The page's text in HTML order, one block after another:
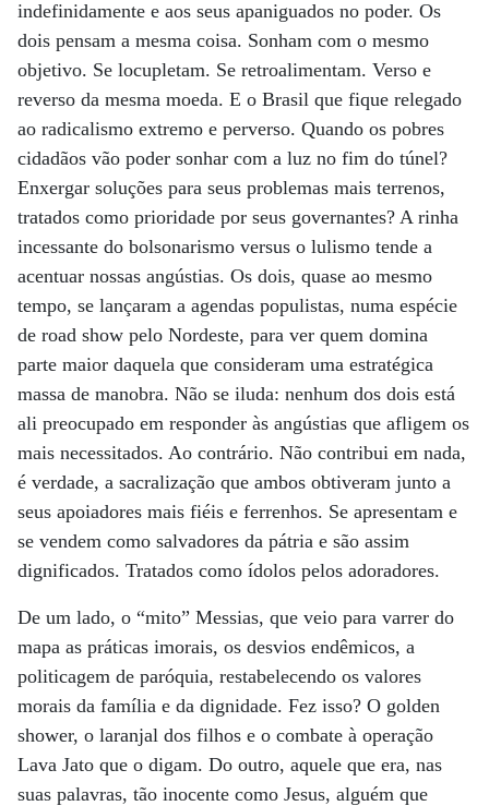
indefinidamente e aos seus apaniguados no poder. Os
dois pensam a mesma coisa. Sonham com o mesmo
objetivo. Se locupletam. Se retroalimentam. Verso e
reverso da mesma moeda. E o Brasil que fique relegado
ao radicalismo extremo e perverso. Quando os pobres
cidadãos vão poder sonhar com a luz no fim do túnel?
Enxergar soluções para seus problemas mais terrenos,
tratados como prioridade por seus governantes? A rinha
incessante do bolsonarismo versus o lulismo tende a
acentuar nossas angústias. Os dois, quase ao mesmo
tempo, se lançaram a agendas populistas, numa espécie
de road show pelo Nordeste, para ver quem domina
parte maior daquela que consideram uma estratégica
massa de manobra. Não se iluda: nenhum dos dois está
ali preocupado em responder às angústias que afligem os
mais necessitados. Ao contrário. Não contribui em nada,
é verdade, a sacralização que ambos obtiveram junto a
seus apoiadores mais fiéis e ferrenhos. Se apresentam e
se vendem como salvadores da pátria e são assim
dignificados. Tratados como ídolos pelos adoradores.
De um lado, o “mito” Messias, que veio para varrer do
mapa as práticas imorais, os desvios endêmicos, a
politicagem de paróquia, restabelecendo os valores
morais da família e da dignidade. Fez isso? O golden
shower, o laranjal dos filhos e o combate à operação
Lava Jato que o digam. Do outro, aquele que era, nas
suas palavras, tão inocente como Jesus, alguém que